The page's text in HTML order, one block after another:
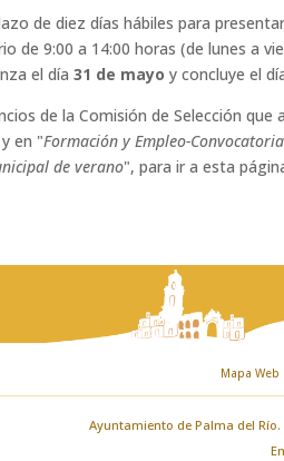
de diez días hábiles para
de 9:00 a 14:00 horas (de lunes a
el día31 de mayo y concluye el
de la Comisión de Selección
en "Formación y Empleo-
de verano", para ir a esta
Mapa Web
Ayuntamiento de Palma del Río.